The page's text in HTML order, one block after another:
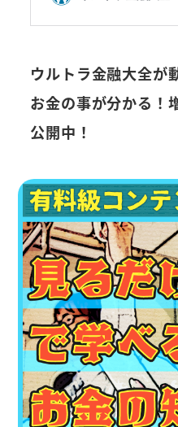
ウルトラ金融大全が
お金の事が分かる！
公開中！